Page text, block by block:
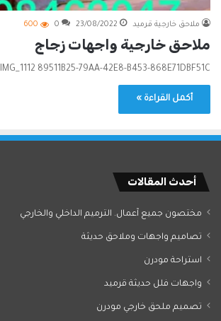
ملاحق خارجية قرميد 23/08/2022
0
600
ملاحق خارجية واجهات زجاج
IMG_1112 89511B25-79AA-42E8-B453-868E71DBF51C
أكمل القراءة »
أحدث المقالات
مختصون جميع آعمال. الترميم الداخلي والخارجي
تصاميم واجهات وملاحق حديثة
استراحة مودرن
واجهات فلل حديثة قرميد
تصميم ملحق خارجي مودرن